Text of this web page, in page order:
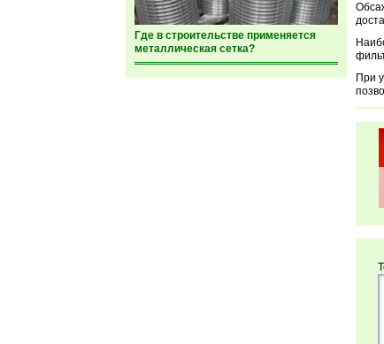
Где в строительстве применяется
металлическая сетка?
При